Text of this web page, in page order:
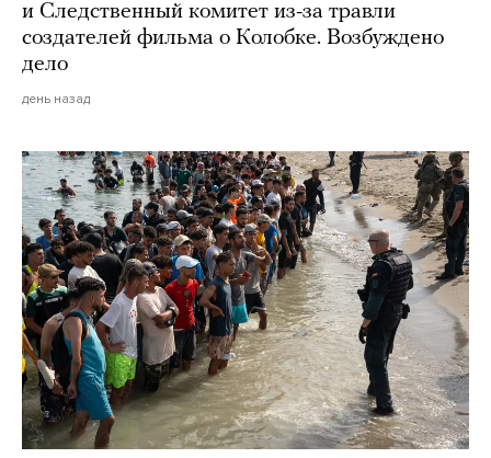
и Следственный комитет из-за травли
создателей фильма о Колобке. Возбуждено
дело
день назад